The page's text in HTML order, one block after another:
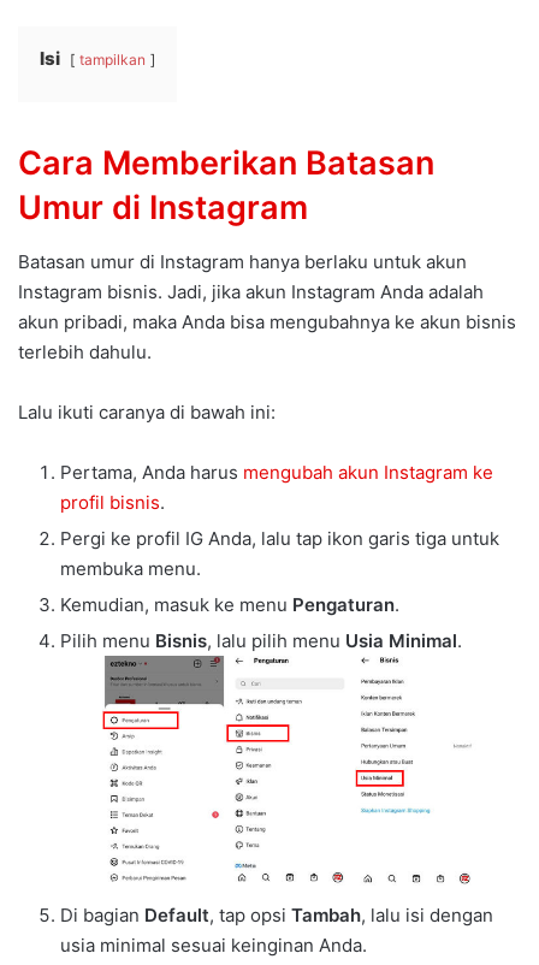
Isi tampilkan
Cara Memberikan Batasan
Umur di Instagram
Batasan umur di Instagram hanya berlaku untuk akun
Instagram bisnis. Jadi, jika akun Instagram Anda adalah
akun pribadi, maka Anda bisa mengubahnya ke akun bisnis
terlebih dahulu.
Lalu ikuti caranya di bawah ini:
Pertama, Anda harus mengubah akun Instagram ke
profil bisnis.
Pergi ke profil IG Anda, lalu tap ikon garis tiga untuk
membuka menu.
Kemudian, masuk ke menu Pengaturan.
Pilih menu Bisnis, lalu pilih menu Usia Minimal.
Di bagian Default, tap opsi Tambah, lalu isi dengan
usia minimal sesuai keinginan Anda.